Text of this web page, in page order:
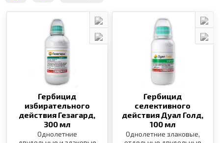
Гербицид
избирательного
действия Гезагард,
300 мл
Однолетние
Гербицид
селективного
действия Дуал Голд,
100 мл
Однолетние злаковые,